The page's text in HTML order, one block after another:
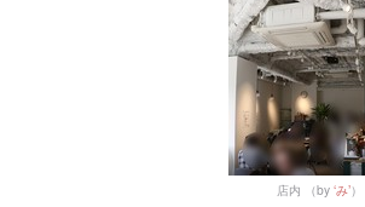
店内 （by ‘み’）